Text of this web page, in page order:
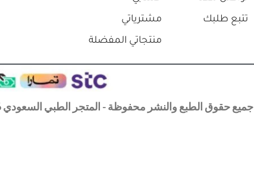
تتبع طلبك
مشترياتي
منتجاتي المفضلة
جميع حقوق الطبع والنشر محفوظة - المتجر الطبي السعودي 2026©